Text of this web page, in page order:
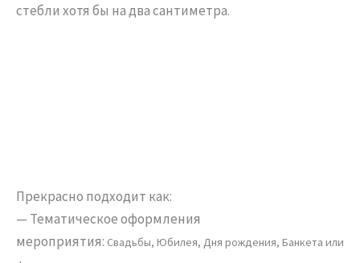
стебли хотя бы на два сантиметра.
Прекрасно подходит как:
— Тематическое оформления
мероприятия: Свадьбы, Юбилея, Дня рождения, Банкета или